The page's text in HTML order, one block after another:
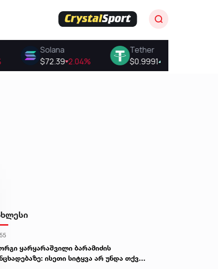
ყარყარაშვილი ბარამიძის
ისეთი სიტყვა არ უნდა თქვა,